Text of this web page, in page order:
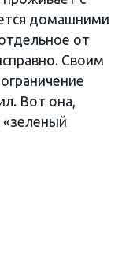
домашними
от
Своим
Вот она,